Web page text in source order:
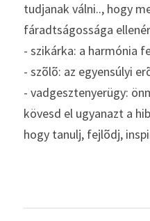
tudjanak válni.., hogy
fáradtságossága
- szikárka: a harmónia
- szõlõ: az egyensúlyi
- vadgesztenyerügy:
kövesd el ugyanazt a
hogy tanulj, fejlõdj,